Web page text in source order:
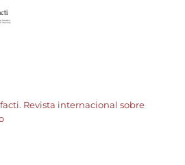
razonamiento probatorio
Revista internacional sobre